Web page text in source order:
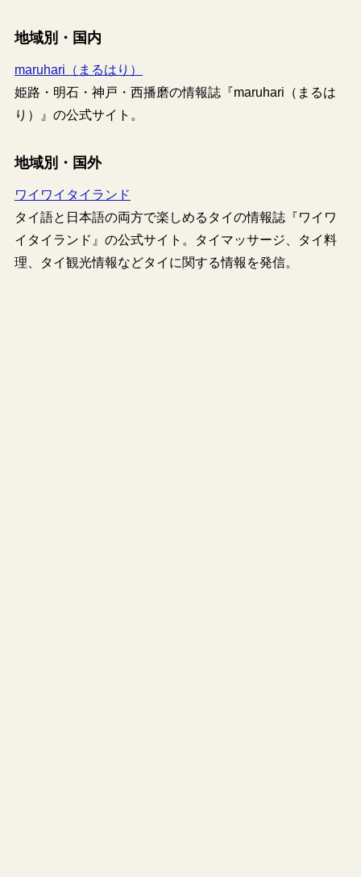
地域別・国内
maruhari（まるはり）
姫路・明石・神戸・西播磨の情報誌『maruhari（まるは
り）』の公式サイト。
地域別・国外
ワイワイタイランド
タイ語と日本語の両方で楽しめるタイの情報誌『ワイワ
イタイランド』の公式サイト。タイマッサージ、タイ料
理、タイ観光情報などタイに関する情報を発信。